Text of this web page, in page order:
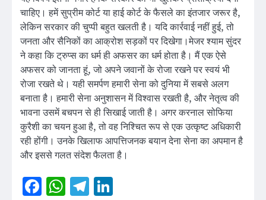
चाहिए। हमें सुप्रीम कोर्ट या हाई कोर्ट के फैसले का इंतजार जरूर है,
लेकिन सरकार की चुप्पी बहुत खलती है। यदि कार्रवाई नहीं हुई, तो
जनता और सैनिकों का आक्रोश सड़कों पर दिखेगा।मेजर श्याम सुंदर
ने कहा कि ट्रुप्स का धर्म ही अफसर का धर्म होता है। मैं एक ऐसे
अफसर को जानता हूं, जो अपने जवानों के रोजा रखने पर स्वयं भी
रोजा रखते थे। यही समर्पण हमारी सेना को दुनिया में सबसे अलग
बनाता है। हमारी सेना अनुशासन में विश्वास रखती है, और नेतृत्व की
भावना उसमें बचपन से ही सिखाई जाती है। अगर करनाल सोफिया
कुरैशी का चयन हुआ है, तो वह निश्चित रूप से एक उत्कृष्ट अधिकारी
रही होंगी। उनके खिलाफ आपत्तिजनक बयान देना सेना का अपमान है
और इससे गलत संदेश फैलता है।
Facebook
WhatsApp
Telegram